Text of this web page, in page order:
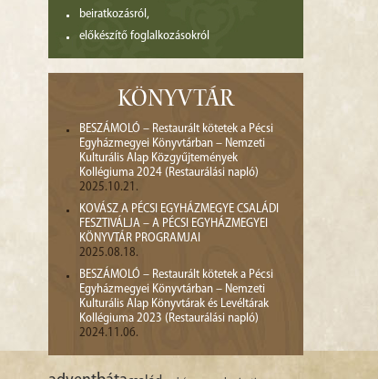
beiratkozásról,
előkészítő foglalkozásokról
KÖNYVTÁR
BESZÁMOLÓ – Restaurált kötetek a Pécsi
Egyházmegyei Könyvtárban – Nemzeti
Kulturális Alap Közgyűjtemények
Kollégiuma 2024 (Restaurálási napló)
2025.10.21.
KOVÁSZ A PÉCSI EGYHÁZMEGYE CSALÁDI
FESZTIVÁLJA – A PÉCSI EGYHÁZMEGYEI
KÖNYVTÁR PROGRAMJAI
2025.08.18.
BESZÁMOLÓ – Restaurált kötetek a Pécsi
Egyházmegyei Könyvtárban – Nemzeti
Kulturális Alap Könyvtárak és Levéltárak
Kollégiuma 2023 (Restaurálási napló)
2024.11.06.